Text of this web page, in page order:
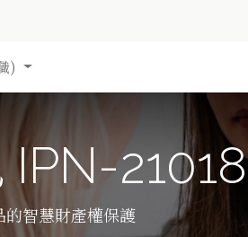
)
21018
智慧財產權保護